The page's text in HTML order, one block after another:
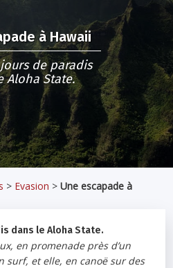
à Hawaii
de paradis
Aloha State.
> Evasion >Une escapade à
dans le Aloha State.
en promenade près d’un
surf, et elle, en canoë sur des